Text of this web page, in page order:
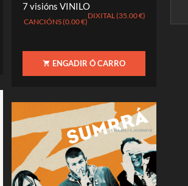
7 visións VINILO
DIXITAL (35.00 €)
CANCIÓNS (0.00 €)
ENGADIR Ó CARRO